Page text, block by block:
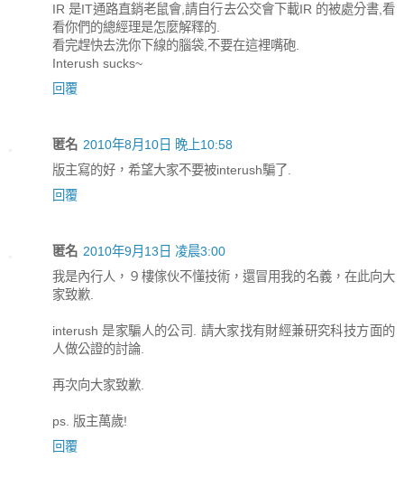
IR 是IT通路直銷老鼠會,請自行去公交會下載IR 的被處分書,看
看你們的總經理是怎麼解釋的.
看完趕快去洗你下線的腦袋,不要在這裡嘴砲.
Interush sucks~
回覆
匿名 2010年8月10日 晚上10:58
版主寫的好，希望大家不要被interush騙了.
回覆
匿名 2010年9月13日 凌晨3:00
我是內行人，９樓傢伙不懂技術，還冒用我的名義，在此向大
家致歉.
interush 是家騙人的公司. 請大家找有財經兼研究科技方面的
人做公證的討論.
再次向大家致歉.
ps. 版主萬歲!
回覆